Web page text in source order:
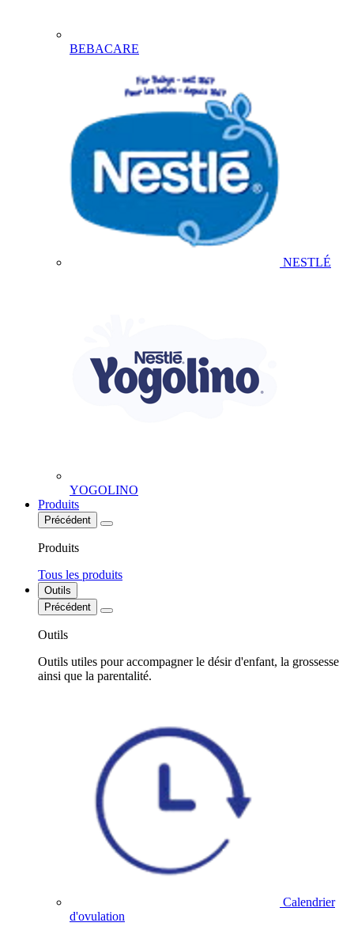
BEBACARE
NESTLÉ
YOGOLINO
Produits
Précédent
Produits
Tous les produits
Outils
Précédent
Outils
Outils utiles pour accompagner le désir d'enfant, la grossesse
ainsi que la parentalité.
Calendrier
d'ovulation